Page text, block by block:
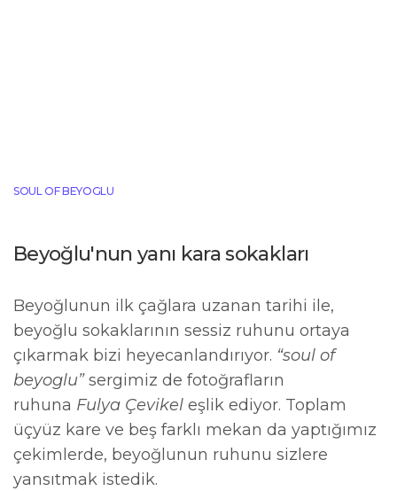
SOUL OF BEYOGLU
Beyoğlu'nun yanı kara sokakları
Beyoğlunun ilk çağlara uzanan tarihi ile,
beyoğlu sokaklarının sessiz ruhunu ortaya
çıkarmak bizi heyecanlandırıyor. “soul of
beyoglu”sergimiz de fotoğrafların
ruhuna Fulya Çevikeleşlik ediyor. Toplam
üçyüz kare ve beş farklı mekan da yaptığımız
çekimlerde, beyoğlunun ruhunu sizlere
yansıtmak istedik.